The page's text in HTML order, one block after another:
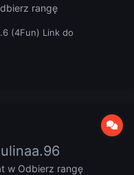
rangę
(4Fun) Link do
w Odbierz rangę